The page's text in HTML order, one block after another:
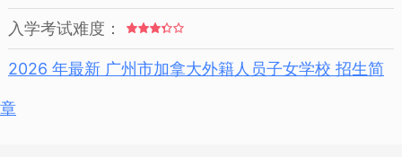
入学考试难度：
2026 年最新 广州市加拿大外籍人员子女学校 招生简
章